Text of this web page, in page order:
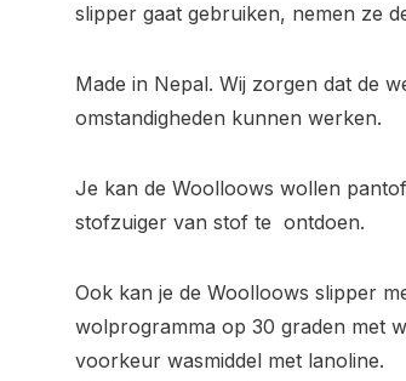
slipper gaat gebruiken, nemen ze
Made in Nepal. Wij zorgen dat de
omstandigheden kunnen werken.
Je kan de Woolloows wollen
stofzuiger van stof te ontdoen.
Ook kan je de Woolloows slipper
wolprogramma op 30 graden met
voorkeur wasmiddel met lanoline.